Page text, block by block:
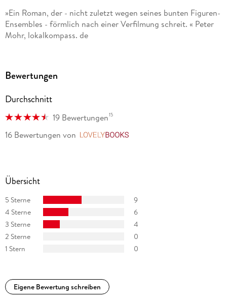
»Ein Roman, der - nicht zuletzt wegen seines bunten Figuren-
Ensembles - förmlich nach einer Verfilmung schreit. « Peter
Mohr, lokalkompass. de
« Cordula Echterhoff, WDR Westart
»Dabei wird dieses Buch voller filmreifer Szenen und Dialoge
zu einem Schatzkästlein mit Schutzumschlag« Jen Dirksen,
Westdeutsche Allgemeine Zeitung
Bewertungen
Durchschnitt
19 Bewertungen15
16 Bewertungen von
Übersicht
5 Sterne
9
4 Sterne
6
3 Sterne
4
2 Sterne
0
1 Stern
0
Eigene Bewertung schreiben